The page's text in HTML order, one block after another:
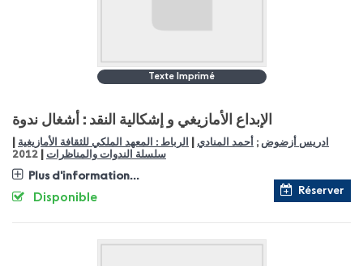
Texte Imprimé
الإبداع الأمازيغي و إشكالية النقد : أشغال ندوة
ادريس أزضوض ; أحمد المنادي الرباط : المعهد الملكي للثقافة الأمازيغية
سلسلة الندوات والمناظرات 2012
Plus d'information...
Réserver
Disponible